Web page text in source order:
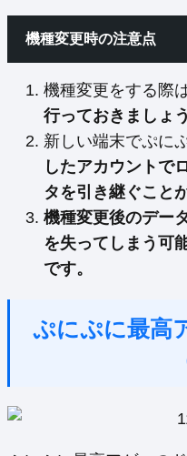
機種変更時の注意点
機種変更をする際は
行っておきましょう
新しい端末でぷに
したアカウントで
タを引き継ぐこと
機種変更後のデー
を失ってしまう可
です。
ぷにぷに最高